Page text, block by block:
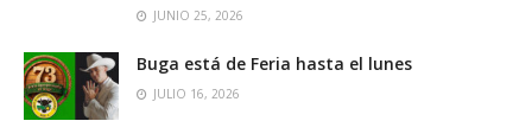
JUNIO 25, 2026
Buga está de Feria hasta el lunes
JULIO 16, 2026